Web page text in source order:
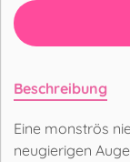
Beschreibung
Eine monströs
neugierigen